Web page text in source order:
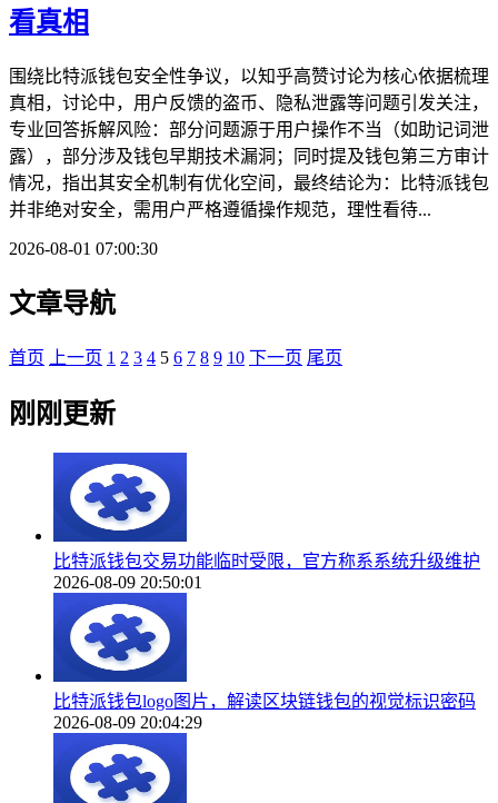
看真相
围绕比特派钱包安全性争议，以知乎高赞讨论为核心依据梳理
真相，讨论中，用户反馈的盗币、隐私泄露等问题引发关注，
专业回答拆解风险：部分问题源于用户操作不当（如助记词泄
露），部分涉及钱包早期技术漏洞；同时提及钱包第三方审计
情况，指出其安全机制有优化空间，最终结论为：比特派钱包
并非绝对安全，需用户严格遵循操作规范，理性看待...
2026-08-01 07:00:30
文章导航
首页 上一页 1 2 3 4 5 6 7 8 9 10 下一页 尾页
刚刚更新
比特派钱包交易功能临时受限，官方称系系统升级维护
2026-08-09 20:50:01
比特派钱包logo图片，解读区块链钱包的视觉标识密码
2026-08-09 20:04:29